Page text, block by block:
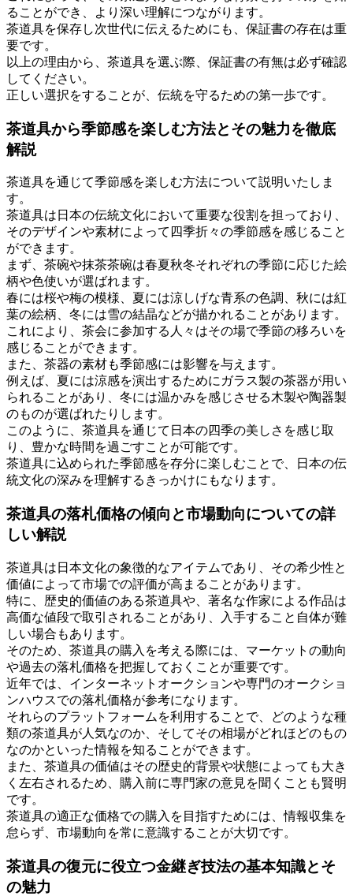
ることができ、より深い理解につながります。
茶道具を保存し次世代に伝えるためにも、保証書の存在は重
要です。
以上の理由から、茶道具を選ぶ際、保証書の有無は必ず確認
してください。
正しい選択をすることが、伝統を守るための第一歩です。
茶道具から季節感を楽しむ方法とその魅力を徹底
解説
茶道具を通じて季節感を楽しむ方法について説明いたしま
す。
茶道具は日本の伝統文化において重要な役割を担っており、
そのデザインや素材によって四季折々の季節感を感じること
ができます。
まず、茶碗や抹茶茶碗は春夏秋冬それぞれの季節に応じた絵
柄や色使いが選ばれます。
春には桜や梅の模様、夏には涼しげな青系の色調、秋には紅
葉の絵柄、冬には雪の結晶などが描かれることがあります。
これにより、茶会に参加する人々はその場で季節の移ろいを
感じることができます。
また、茶器の素材も季節感には影響を与えます。
例えば、夏には涼感を演出するためにガラス製の茶器が用い
られることがあり、冬には温かみを感じさせる木製や陶器製
のものが選ばれたりします。
このように、茶道具を通じて日本の四季の美しさを感じ取
り、豊かな時間を過ごすことが可能です。
茶道具に込められた季節感を存分に楽しむことで、日本の伝
統文化の深みを理解するきっかけにもなります。
茶道具の落札価格の傾向と市場動向についての詳
しい解説
茶道具は日本文化の象徴的なアイテムであり、その希少性と
価値によって市場での評価が高まることがあります。
特に、歴史的価値のある茶道具や、著名な作家による作品は
高価な値段で取引されることがあり、入手すること自体が難
しい場合もあります。
そのため、茶道具の購入を考える際には、マーケットの動向
や過去の落札価格を把握しておくことが重要です。
近年では、インターネットオークションや専門のオークショ
ンハウスでの落札価格が参考になります。
それらのプラットフォームを利用することで、どのような種
類の茶道具が人気なのか、そしてその相場がどれほどのもの
なのかといった情報を知ることができます。
また、茶道具の価値はその歴史的背景や状態によっても大き
く左右されるため、購入前に専門家の意見を聞くことも賢明
です。
茶道具の適正な価格での購入を目指すためには、情報収集を
怠らず、市場動向を常に意識することが大切です。
茶道具の復元に役立つ金継ぎ技法の基本知識とそ
の魅力